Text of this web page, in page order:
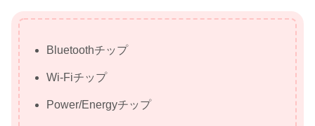
Bluetoothチップ
Wi-Fiチップ
Power/Energyチップ